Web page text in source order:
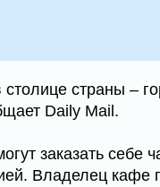
страны –
Daily Mail.
заказать себе
Владелец кафе